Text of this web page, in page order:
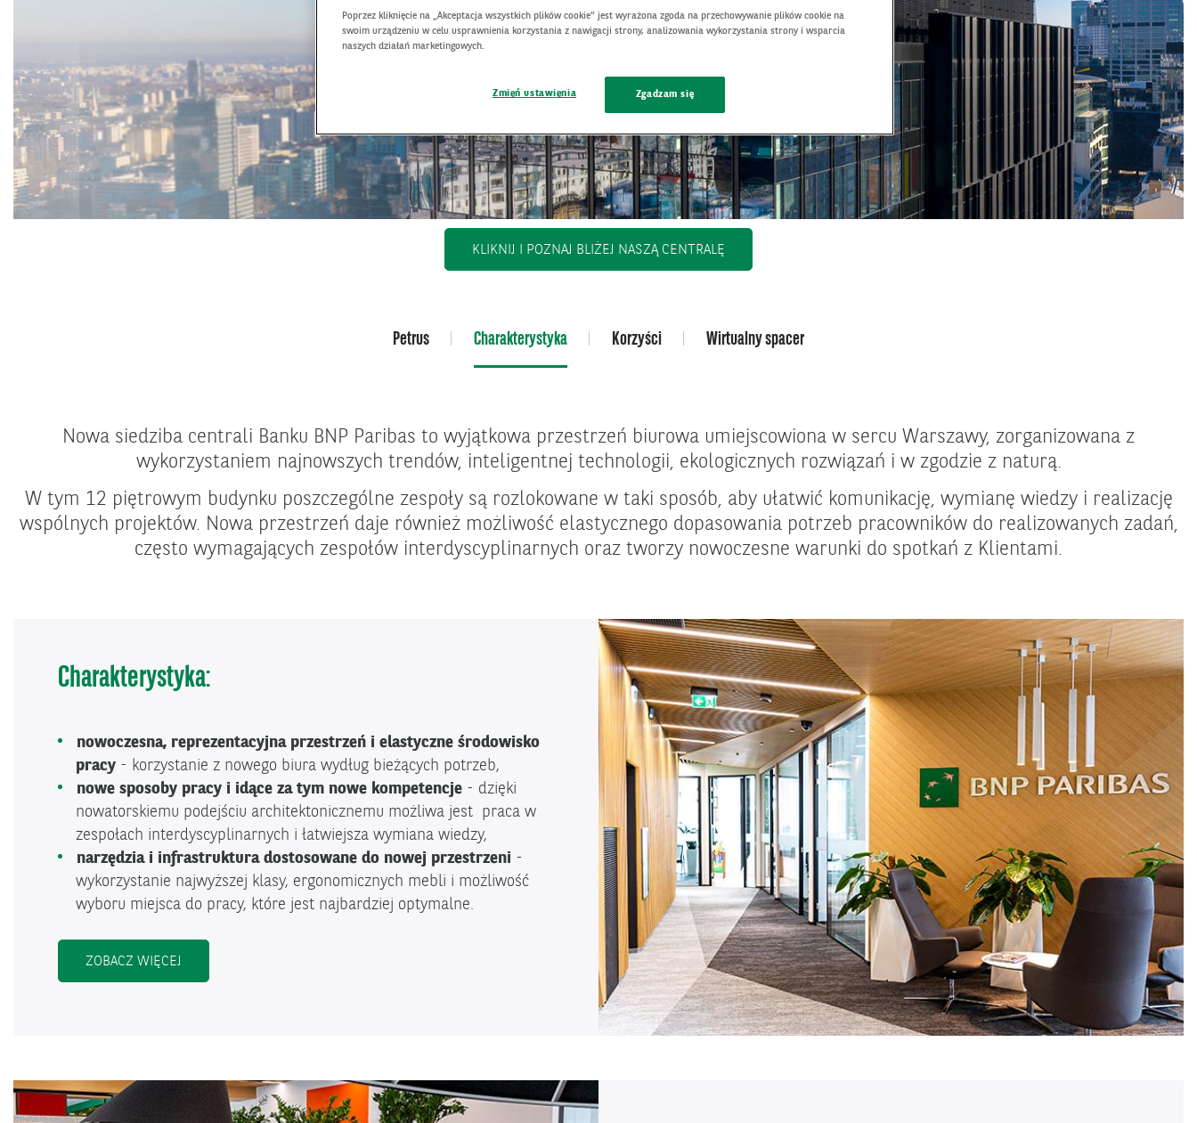
KLIKNIJ I POZNAJ BLIŻEJ NASZĄ CENTRALĘ
Petrus Charakterystyka Korzyści Wirtualny spacer
Nowa siedziba centrali Banku BNP Paribas to wyjątkowa przestrzeń biurowa umiejscowiona w sercu Warszawy, zorganizowana z
wykorzystaniem najnowszych trendów, inteligentnej technologii, ekologicznych rozwiązań i w zgodzie z naturą.
W tym 12 piętrowym budynku poszczególne zespoły są rozlokowane w taki sposób, aby ułatwić komunikację, wymianę wiedzy i realizację
wspólnych projektów. Nowa przestrzeń daje również możliwość elastycznego dopasowania potrzeb pracowników do realizowanych zadań,
często wymagających zespołów interdyscyplinarnych oraz tworzy nowoczesne warunki do spotkań z Klientami.
Charakterystyka:
nowoczesna, reprezentacyjna przestrzeń i elastyczne środowisko
pracy - korzystanie z nowego biura wydług bieżących potrzeb,
nowe sposoby pracy i idące za tym nowe kompetencje - dzięki
nowatorskiemu podejściu architektonicznemu możliwa jest praca w
zespołach interdyscyplinarnych i łatwiejsza wymiana wiedzy,
narzędzia i infrastruktura dostosowane do nowej przestrzeni -
wykorzystanie najwyższej klasy, ergonomicznych mebli i możliwość
wyboru miejsca do pracy, które jest najbardziej optymalne.
ZOBACZ WIĘCEJ
Poprzez kliknięcie na „Akceptacja wszystkich plików cookie” jest wyrażona zgoda na przechowywanie plików cookie na
swoim urządzeniu w celu usprawnienia korzystania z nawigacji strony, analizowania wykorzystania strony i wsparcia
naszych działań marketingowych.
Zmień ustawienia Zgadzam się